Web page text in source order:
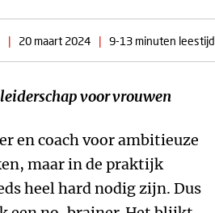
| 20 maart 2024 | 9-13 minuten leestijd
voor vrouwen
en coach voor ambitieuze
maar in de praktijk
heel hard nodig zijn. Dus